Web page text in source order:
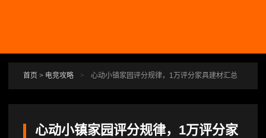
首页 > 电竞攻略 > 心动小镇家园评分规律，1万评分家具建材汇总
心动小镇家园评分规律，1万评分家